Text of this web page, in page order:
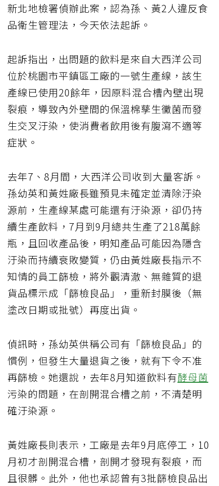
新北地檢署偵辦此案，認為孫、黃2人違反食
品衛生管理法，今天依法起訴。
起訴指出，出問題的飲料是來自大西洋公司
位於桃園市平鎮區工廠的一號生產線，該生
產線已使用20餘年，因原料混合槽內壁出現
裂痕，導致內外壁間的保溫棉孳生黴菌而發
生交叉汙染，使消費者飲用後有腹瀉不適等
症狀。
去年7、8月間，大西洋公司收到大量客訴。
孫幼英和黃姓廠長雖預見未確定並清除汙染
源前，生產線某處可能還有汙染源，卻仍持
續生產飲料，7月到9月總共生產了218萬餘
瓶，且回收產品後，明知產品可能因為隱含
汙染而持續衰敗變質，仍由黃姓廠長指示不
知情的員工篩檢，將外觀清澈、無雜質的退
貨品標示成「篩檢良品」，重新封膜後（無
塗改日期或批號）再度出貨。
偵訊時，孫幼英供稱公司有「篩檢良品」的
慣例，但發生大量退貨之後，就有下令不准
再篩檢。她還說，去年8月知道飲料有酵母菌
污染的問題，在剖開混合槽之前，不清楚明
確汙染源。
黃姓廠長則表示，工廠是去年9月底停工，10
月初才剖開混合槽，剖開才發現有裂痕，而
且很髒。此外，他也承認曾有3批篩檢良品出